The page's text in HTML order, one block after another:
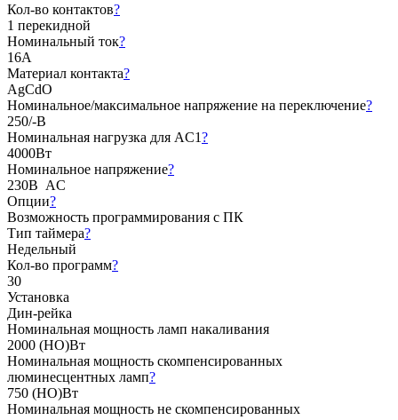
Кол-во контактов?
1 перекидной
Номинальный ток?
16А
Материал контакта?
AgCdO
Номинальное/максимальное напряжение на переключение?
250/-В
Номинальная нагрузка для AC1?
4000Вт
Номинальное напряжение?
230В AC
Опции?
Возможность программирования с ПК
Тип таймера?
Недельный
Кол-во программ?
30
Установка
Дин-рейка
Номинальная мощность ламп накаливания
2000 (НО)Вт
Номинальная мощность скомпенсированных
люминесцентных ламп?
750 (НО)Вт
Номинальная мощность не скомпенсированных